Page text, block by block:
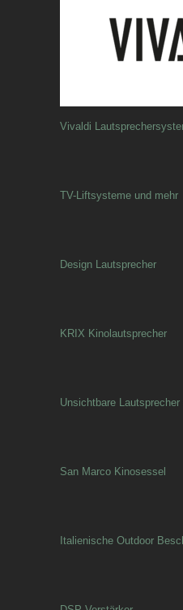
Vivaldi
TV-Liftsysteme und mehr
Design Lautsprecher
KRIX Kinolautsprecher
Unsichtbare
San Marco Kinosessel
Italienische Outdoor